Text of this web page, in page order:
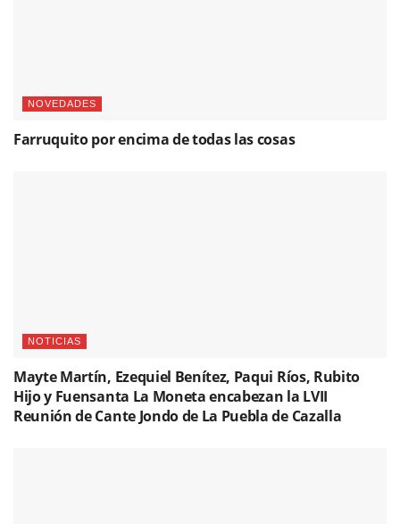
NOVEDADES
Farruquito por encima de todas las cosas
NOTICIAS
Mayte Martín, Ezequiel Benítez, Paqui Ríos, Rubito
Hijo y Fuensanta La Moneta encabezan la LVII
Reunión de Cante Jondo de La Puebla de Cazalla